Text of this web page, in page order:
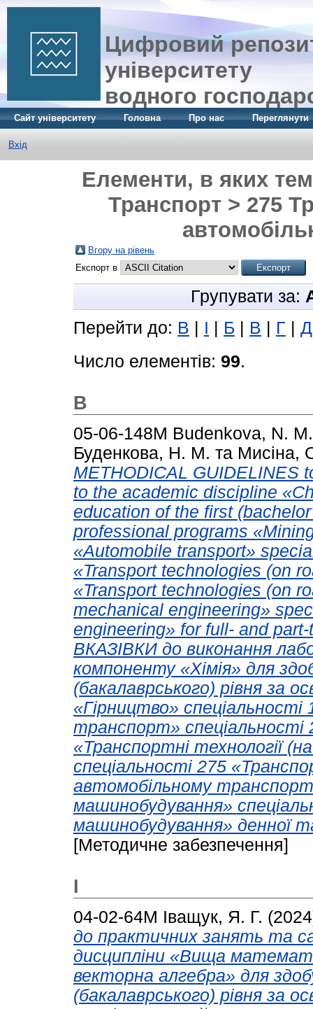
Цифровий
університету
водного
Сайт університету Головна Про нас Переглянути
Вхід
Елементи, в яких
Транспорт > 275
Вгору на рівень
Експорт в
Групувати за:
Перейти до: B І Б В Г Д
Число елементів: 99.
B
05-06-148М Budenkova, N. M.
Буденкова, Н. М. та Мисіна,
METHODICAL GUIDELINES
to the academic discipline
education of the first
professional programs
«Automobile transport»
«Transport technologies (on
«Transport technologies (on
mechanical engineering»
engineering» for full- and
ВКАЗІВКИ до виконання
компоненту «Хімія» для
(бакалаврського) рівня за
«Гірництво»
транспорт»
«Транспортні технології
спеціальності 275
автомобільному
машинобудування»
машинобудування» денної
[Методичне забезпечення]
І
04-02-64М Іващук, Я. Г.
до практичних занять та
дисципліни «Вища
векторна алгебра» для
(бакалаврського) рівня за